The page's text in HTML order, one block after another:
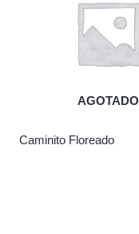
AGOTADO
Caminito Floreado